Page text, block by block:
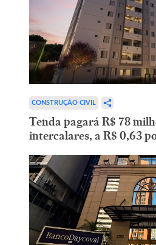
CONSTRUÇÃO CIVIL
Tenda pagará R$ 78
intercalares, a R$ 0,63